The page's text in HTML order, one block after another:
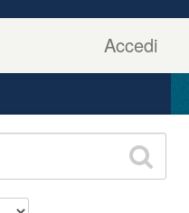
Accedi